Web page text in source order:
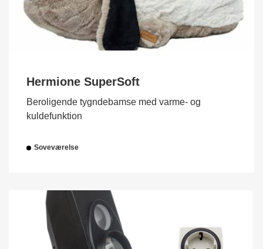
Hermione SuperSoft
Beroligende tygndebamse med varme- og
kuldefunktion
Soveværelse